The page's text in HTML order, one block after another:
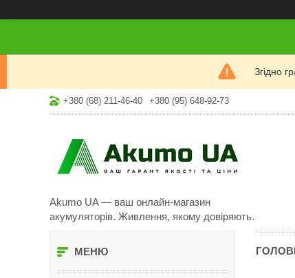
Згідно
+380 (68) 211-46-40 +380 (95) 648-92-73
Akumo UA — ваш онлайн-магазин
акумуляторів. Живлення, якому довіряють.